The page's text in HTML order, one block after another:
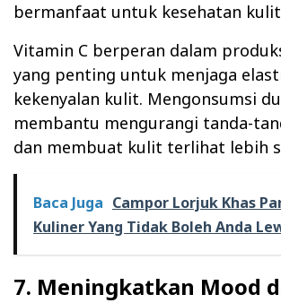
bermanfaat untuk kesehatan
Vitamin C berperan dalam
yang penting untuk menjaga
kekenyalan kulit. Mengonsumsi
membantu mengurangi tanda-
dan membuat kulit terlihat lebih
Baca Juga Campor Lorjuk Khas
Kuliner Yang Tidak Boleh Anda
7. Meningkatkan Mood